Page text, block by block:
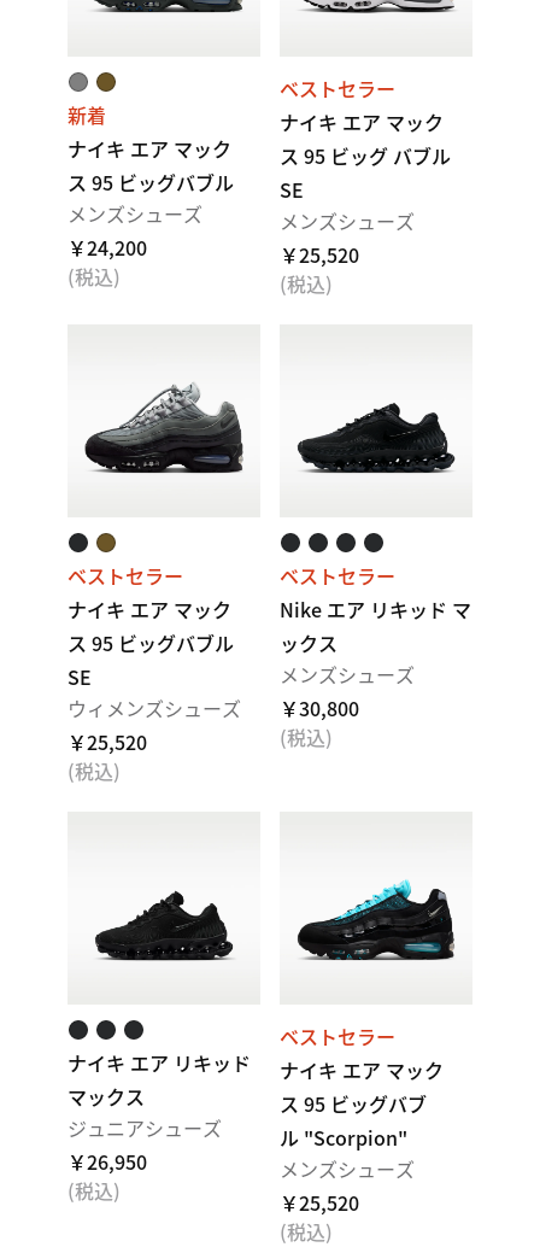
新着
ナイキ エア マック
ス 95 ビッグバブル
メンズシューズ
￥24,200
(税込)
ベストセラー
ナイキ エア マック
ス 95 ビッグ バブル
SE
メンズシューズ
￥25,520
(税込)
ベストセラー
ナイキ エア マック
ス 95 ビッグバブル
SE
ウィメンズシューズ
￥25,520
(税込)
ベストセラー
Nike エア リキッド マ
ックス
メンズシューズ
￥30,800
(税込)
ナイキ エア リキッド
マックス
ジュニアシューズ
￥26,950
(税込)
ベストセラー
ナイキ エア マック
ス 95 ビッグバブ
ル "Scorpion"
メンズシューズ
￥25,520
(税込)